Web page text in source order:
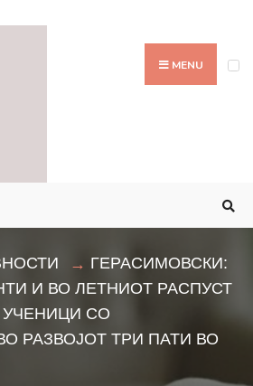
MENU
ГЕРАСИМОВСКИ:
И ВО ЛЕТНИОТ РАСПУСТ
УЧЕНИЦИ СО
РАЗВОЈОТ ТРИ ПАТИ ВО